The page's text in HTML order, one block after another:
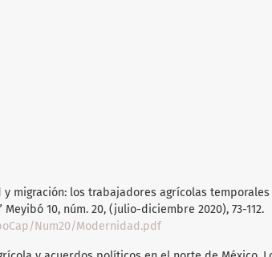
migración: los trabajadores agrícolas temporales
10, núm. 20, (julio-diciembre 2020), 73-112.
Num20/Modernidad.pdf